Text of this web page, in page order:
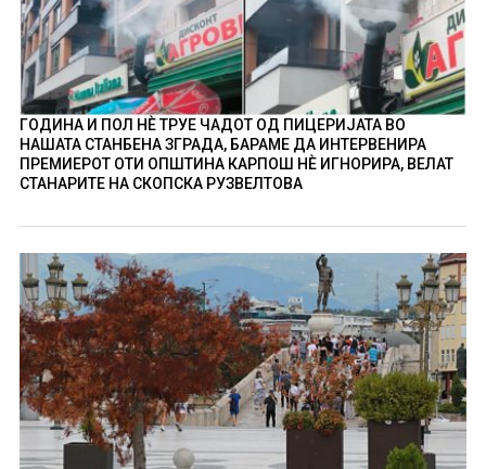
ГОДИНА И ПОЛ НÈ ТРУЕ ЧАДОТ ОД ПИЦЕРИЈАТА ВО
НАШАТА СТАНБЕНА ЗГРАДА, БАРАМЕ ДА ИНТЕРВЕНИРА
ПРЕМИЕРОТ ОТИ ОПШТИНА КАРПОШ НÈ ИГНОРИРА, ВЕЛАТ
СТАНАРИТЕ НА СКОПСКА РУЗВЕЛТОВА